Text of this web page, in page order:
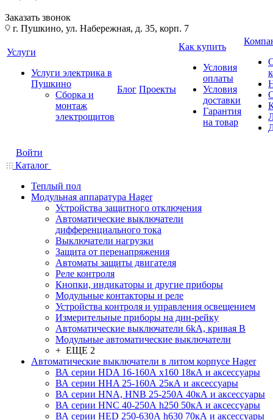
Заказать звонок
г. Пушкино, ул. Набережная, д. 35, корп. 7
Услуги
Услуги электрика в
Пушкино
Сборка и
монтаж
электрощитов
Блог Проекты
Как купить
Условия
оплаты
Условия
доставки
Гарантия
на товар
Войти
Каталог
Теплый пол
Модульная аппаратура Hager
Устройства защитного отключения
Автоматические выключатели
дифференциального тока
Выключатели нагрузки
Защита от перенапряжения
Автоматы защиты двигателя
Реле контроля
Кнопки, индикаторы и другие приборы
Модульные контакторы и реле
Устройства контроля и управления освещением
Измерительные приборы на дин-рейку
Автоматические выключатели 6kA, кривая В
Модульные автоматические выключатели
+ ЕЩЕ 2
Автоматические выключатели в литом корпусе Hager
ВА серии HDA 16-160А x160 18кА и аксессуары
ВА серии HHA 25-160А 25кА и аксессуары
ВА серии HNA, HNB 25-250А 40кА и аксессуары
ВА серии HNC 40-250А h250 50кА и аксессуары
ВА серии HED 250-630А h630 70кА и аксессуары